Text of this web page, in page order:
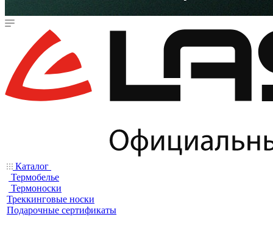
Каталог
Термобелье
Термоноски
Треккинговые носки
Подарочные сертификаты